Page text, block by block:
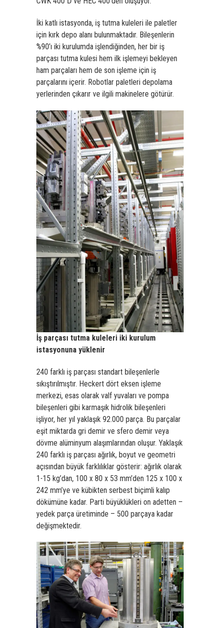
İki katlı istasyonda, iş tutma kuleleri ile paletler
için kırk depo alanı bulunmaktadır. Bileşenlerin
%90’ı iki kurulumda işlendiğinden, her bir iş
parçası tutma kulesi hem ilk işlemeyi bekleyen
ham parçaları hem de son işleme için iş
parçalarını içerir. Robotlar paletleri depolama
yerlerinden çıkarır ve ilgili makinelere götürür.
İş parçası tutma kuleleri iki kurulum
istasyonuna yüklenir
240 farklı iş parçası standart bileşenlerle
sıkıştırılmıştır. Heckert dört eksen işleme
merkezi, esas olarak valf yuvaları ve pompa
bileşenleri gibi karmaşık hidrolik bileşenleri
işliyor, her yıl yaklaşık 92.000 parça. Bu parçalar
eşit miktarda gri demir ve sfero demir veya
dövme alüminyum alaşımlarından oluşur. Yaklaşık
240 farklı iş parçası ağırlık, boyut ve geometri
açısından büyük farklılıklar gösterir: ağırlık olarak
1-15 kg’dan, 100 x 80 x 53 mm’den 125 x 100 x
242 mm’ye ve kübikten serbest biçimli kalıp
dökümüne kadar. Parti büyüklükleri on adetten –
yedek parça üretiminde – 500 parçaya kadar
değişmektedir.